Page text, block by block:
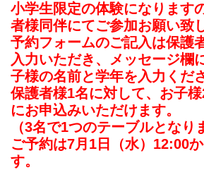
小学生限定の体験になります
者様同伴にてご参加お願い致
予約フォームのご記入は保護
入力いただき、メッセージ欄
子様の名前と学年を入力くだ
保護者様1名に対して、お子
にお申込みいただけます。
（3名で1つのテーブルとなり
ご予約は7月1日（水）12:00
す。